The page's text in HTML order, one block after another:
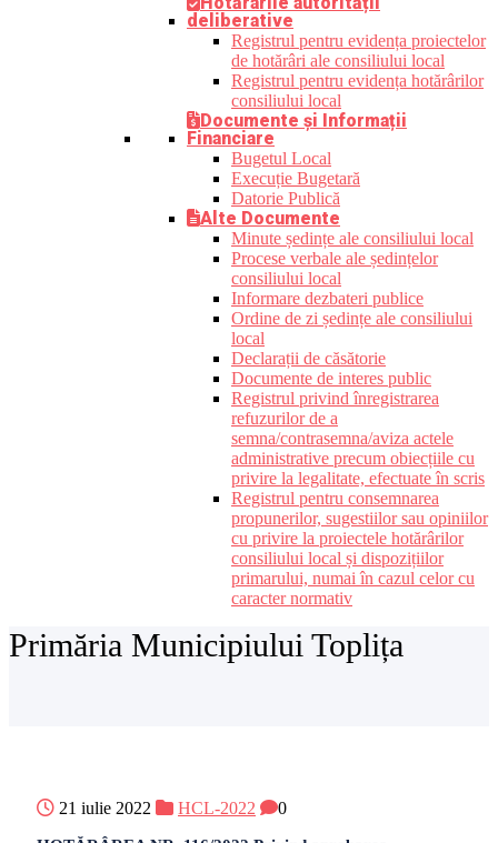
deliberative
Registrul pentru evidența proiectelor
de hotărâri ale consiliului local
Registrul pentru evidența hotărârilor
consiliului local
Documente și Informații
Financiare
Bugetul Local
Execuție Bugetară
Datorie Publică
Alte Documente
Minute ședințe ale consiliului local
Procese verbale ale ședințelor
consiliului local
Informare dezbateri publice
Ordine de zi ședințe ale consiliului
local
Declarații de căsătorie
Documente de interes public
Registrul privind înregistrarea
refuzurilor de a
semna/contrasemna/aviza actele
administrative precum obiecțiile cu
privire la legalitate, efectuate în scris
Registrul pentru consemnarea
propunerilor, sugestiilor sau opiniilor
cu privire la proiectele hotărârilor
consiliului local și dispozițiilor
primarului, numai în cazul celor cu
caracter normativ
Primăria Municipiului Toplița
21 iulie 2022 HCL-2022 0